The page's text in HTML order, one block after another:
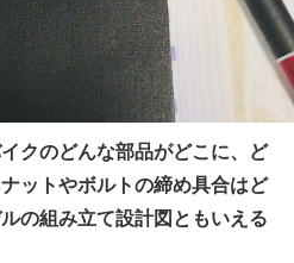
クのどんな部品がどこに、ど
ットやボルトの締め具合はど
の組み立て設計図ともいえる